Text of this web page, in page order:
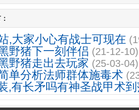
,大家小心有战士可现在
野猪下一刻伴侣 (21-12-10)
野猪走出去玩家 (25-03-04)
单分析法师群体施毒术
,有长矛吗有神圣战甲术